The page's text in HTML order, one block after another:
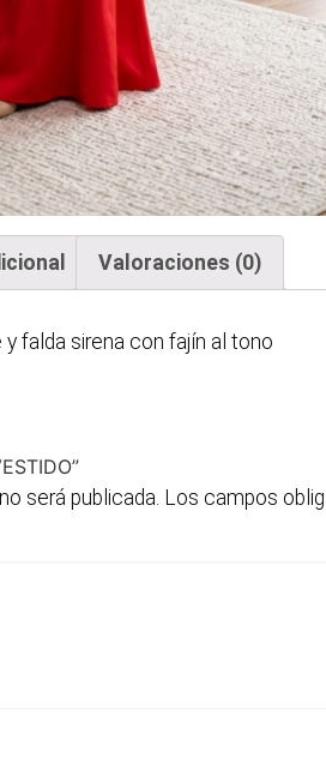
Valoraciones (0)
falda sirena con fajín al tono
será publicada. Los campos